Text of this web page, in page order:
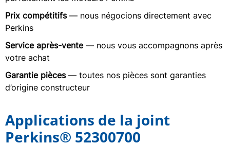
Prix compétitifs— nous négocions directement avec
Perkins
Service après-vente— nous vous accompagnons après
votre achat
Garantie pièces— toutes nos pièces sont garanties
d’origine constructeur
Applications de la joint
Perkins® 52300700